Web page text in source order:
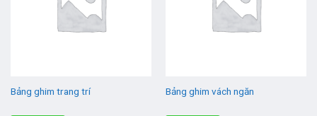
Bảng ghim trang trí Bảng ghim vách ngăn